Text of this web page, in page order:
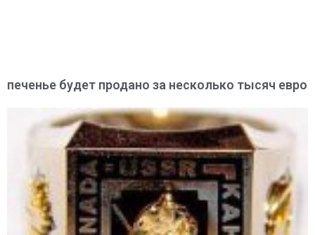
печенье будет продано за несколько тысяч евро